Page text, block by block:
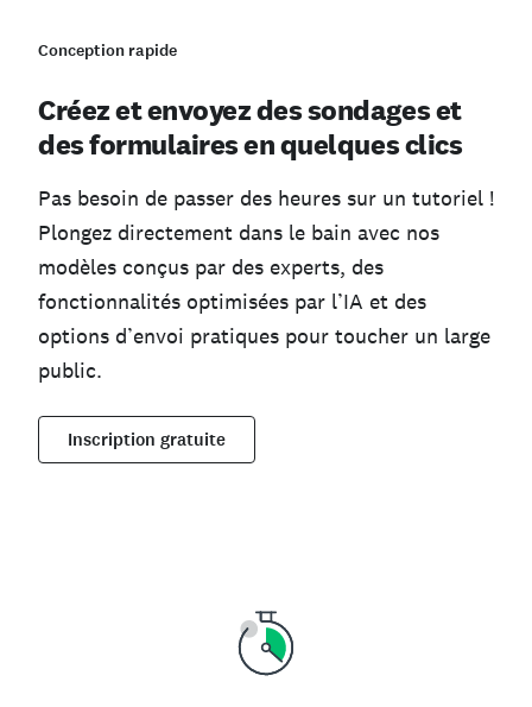
Conception rapide
Créez et envoyez des sondages et
des formulaires en quelques clics
Pas besoin de passer des heures sur un tutoriel !
Plongez directement dans le bain avec nos
modèles conçus par des experts, des
fonctionnalités optimisées par l’IA et des
options d’envoi pratiques pour toucher un large
public.
Inscription gratuite